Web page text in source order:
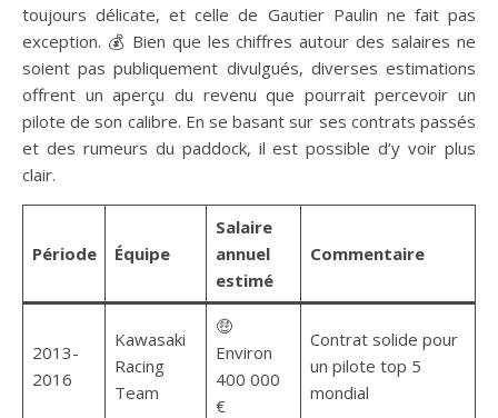
toujours délicate, et celle de Gautier Paulin ne fait pas
exception. 💰 Bien que les chiffres autour des salaires ne
soient pas publiquement divulgués, diverses estimations
offrent un aperçu du revenu que pourrait percevoir un
pilote de son calibre. En se basant sur ses contrats passés
et des rumeurs du paddock, il est possible d’y voir plus
clair.
Période Équipe
Salaire
annuel
estimé
Commentaire
2013-
2016
Kawasaki
Racing
Team
🤑
Environ
400 000
€
Contrat solide pour
un pilote top 5
mondial